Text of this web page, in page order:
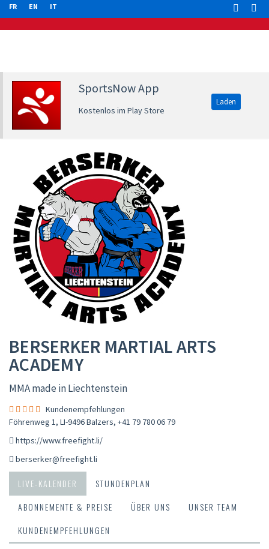
FR EN IT
SportsNow App
Kostenlos im Play Store
Laden
BERSERKER MARTIAL ARTS
ACADEMY
MMA made in Liechtenstein
Kundenempfehlungen
Föhrenweg 1, LI-9496 Balzers, +41 79 780 06 79
https://www.freefight.li/
berserker@freefight.li
LIVE-KALENDER
STUNDENPLAN
ABONNEMENTE & PREISE
ÜBER UNS
UNSER TEAM
KUNDENEMPFEHLUNGEN